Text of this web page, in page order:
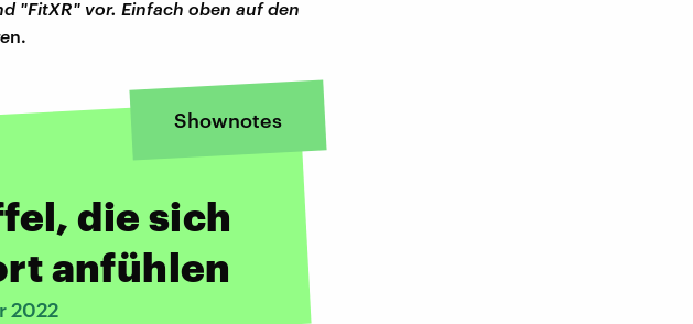
"FitXR" vor. Einfach oben auf den
n.
Shownotes
die sich
anfühlen
2022